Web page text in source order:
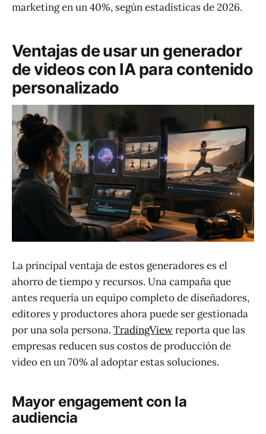
marketing en un 40%, según estadísticas de 2026.
Ventajas de usar un generador
de videos con IA para contenido
personalizado
La principal ventaja de estos generadores es el
ahorro de tiempo y recursos. Una campaña que
antes requería un equipo completo de diseñadores,
editores y productores ahora puede ser gestionada
por una sola persona. TradingViewreporta que las
empresas reducen sus costos de producción de
video en un 70% al adoptar estas soluciones.
Mayor engagement con la
audiencia